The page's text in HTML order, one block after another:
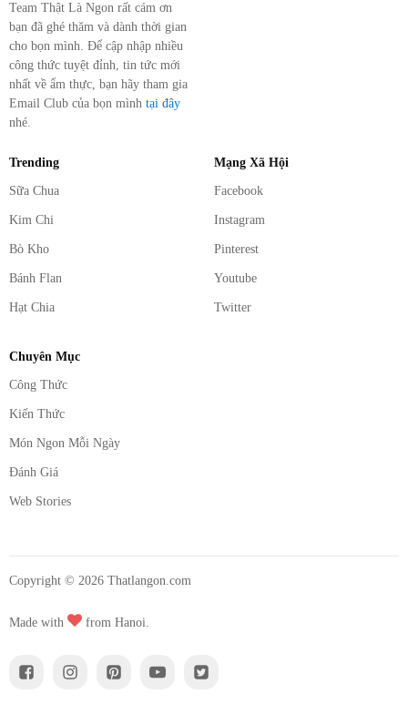
Team Thật Là Ngon rất cám ơn
bạn đã ghé thăm và dành thời gian
cho bọn mình. Để cập nhập nhiều
công thức tuyệt đỉnh, tin tức mới
nhất về ẩm thực, bạn hãy tham gia
Email Club của bọn mình tại đây
nhé.
Trending
Sữa Chua
Kim Chi
Bò Kho
Bánh Flan
Hạt Chia
Mạng Xã Hội
Facebook
Instagram
Pinterest
Youtube
Twitter
Chuyên Mục
Công Thức
Kiến Thức
Món Ngon Mỗi Ngày
Đánh Giá
Web Stories
Copyright © 2026 Thatlangon.com
Made with from Hanoi.